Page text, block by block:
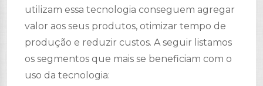
utilizam essa tecnologia conseguem agregar
valor aos seus produtos, otimizar tempo de
produção e reduzir custos. A seguir listamos
os segmentos que mais se beneficiam com o
uso da tecnologia: